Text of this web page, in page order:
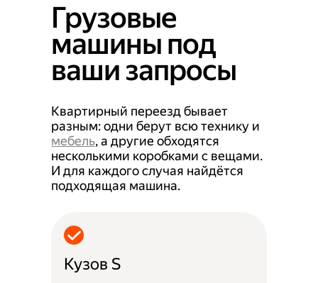
Грузовые
машины под
ваши запросы
Квартирный переезд бывает
разным: одни берут всю технику и
мебель, а другие обходятся
несколькими коробками с вещами.
И для каждого случая найдётся
подходящая машина.
Кузов S